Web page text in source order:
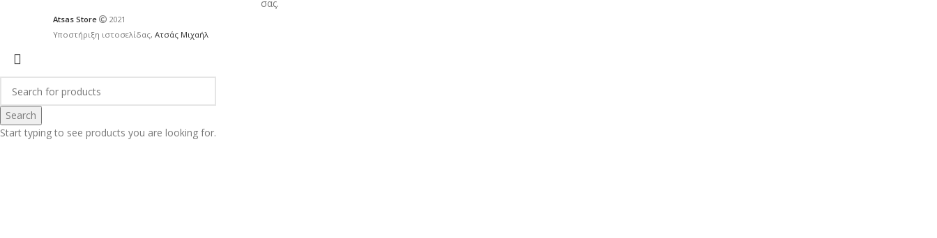
σας.
Atsas Store
2021
Υποστήριξη ιστοσελίδας, Ατσάς Μιχαήλ
Search
Start typing to see products you are looking for.